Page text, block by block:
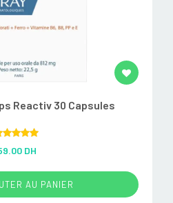
Reactiv 30 Capsules
out of 5
DH
AU PANIER